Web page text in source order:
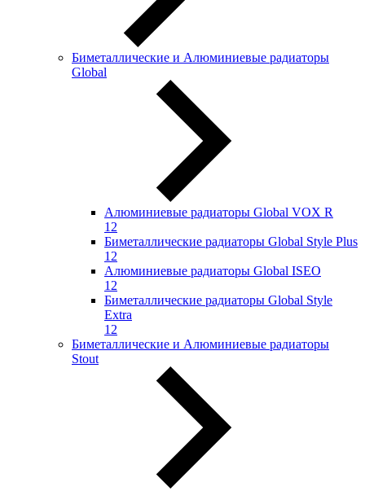
Биметаллические и Алюминиевые радиаторы
Global
Алюминиевые радиаторы Global VOX R
12
Биметаллические радиаторы Global Style Plus
12
Алюминиевые радиаторы Global ISEO
12
Биметаллические радиаторы Global Style
Extra
12
Биметаллические и Алюминиевые радиаторы
Stout